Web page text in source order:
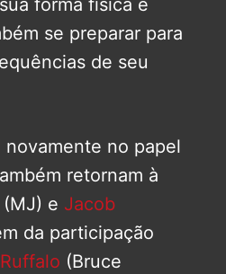
forma física e
se preparar para
de seu
novamente no papel
retornam à
(MJ) e Jacob
da participação
(Bruce